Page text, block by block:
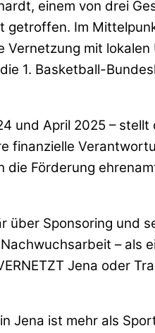
einem von drei
getroffen. Im
mit
1. Basketball-
und April 2025 – stellt
Förderung
über Sponsoring und
– als
Jena oder
Jena ist mehr als